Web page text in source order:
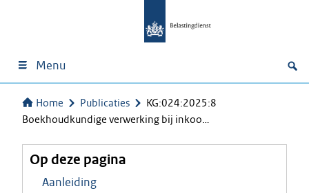
Menu
Home Publicaties
KG:024:2025:8
Boekhoudkundige verwerking bij inkoo…
Op deze pagina
Aanleiding